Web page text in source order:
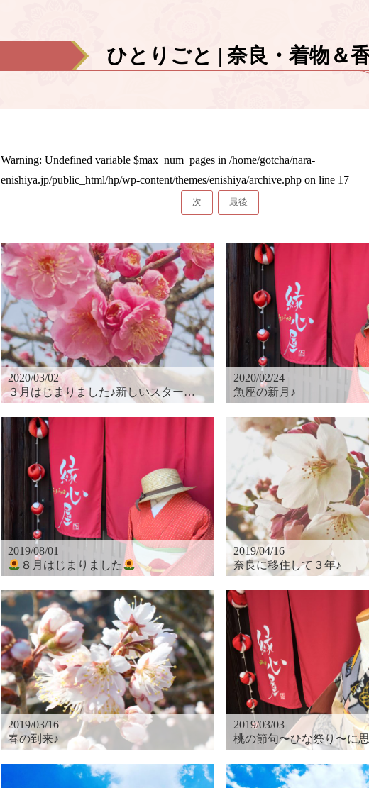
ひとりごと | 奈良・着物＆
Warning: Undefined variable $max_num_pages in /home/gotcha/nara-
enishiya.jp/public_html/hp/wp-content/themes/enishiya/archive.php on line 17
次 最後
2020/03/02
３月はじまりました♪新しいスタートへ向けて…
2020/02/24
魚座の新月♪
2019/08/01
８月はじまりました
2019/04/16
奈良に移住して３年♪
2019/03/16
春の到来♪
2019/03/03
桃の節句〜ひな祭り〜に思う